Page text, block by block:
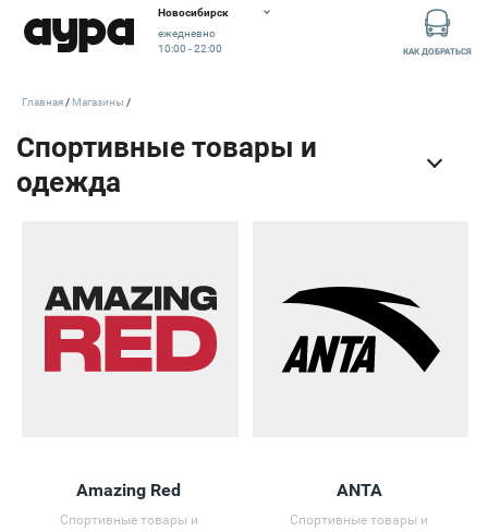
Новосибирск
ежедневно
10:00 - 22:00
КАК ДОБРАТЬСЯ
Главная Магазины
Amazing Red
Спортивные товары и
ANTA
Спортивные товары и